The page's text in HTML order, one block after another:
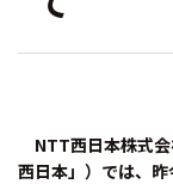
NTT西日本株式会
西日本」）では、昨